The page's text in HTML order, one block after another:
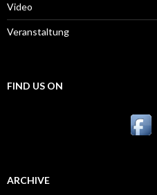
Video
Veranstaltung
FIND US ON
ARCHIVE